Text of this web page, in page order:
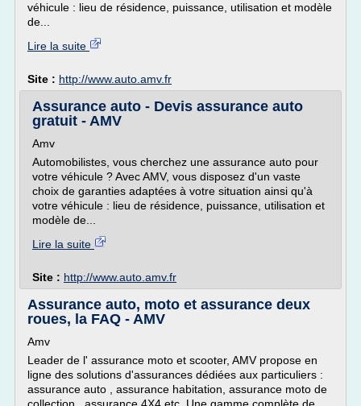
véhicule : lieu de résidence, puissance, utilisation et modèle
de...
Lire la suite
Site : http://www.auto.amv.fr
Assurance auto - Devis assurance auto
gratuit - AMV
Amv
Automobilistes, vous cherchez une assurance auto pour
votre véhicule ? Avec AMV, vous disposez d'un vaste
choix de garanties adaptées à votre situation ainsi qu'à
votre véhicule : lieu de résidence, puissance, utilisation et
modèle de...
Lire la suite
Site : http://www.auto.amv.fr
Assurance auto, moto et assurance deux
roues, la FAQ - AMV
Amv
Leader de l' assurance moto et scooter, AMV propose en
ligne des solutions d'assurances dédiées aux particuliers :
assurance auto , assurance habitation, assurance moto de